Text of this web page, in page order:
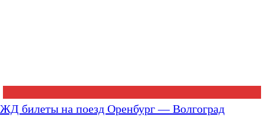
ЖД билеты на поезд Оренбург — Волгоград